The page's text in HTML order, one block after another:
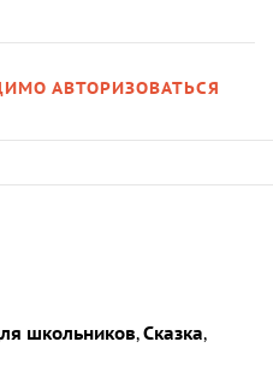
АВТОРИЗОВАТЬСЯ
школьников,Сказка,